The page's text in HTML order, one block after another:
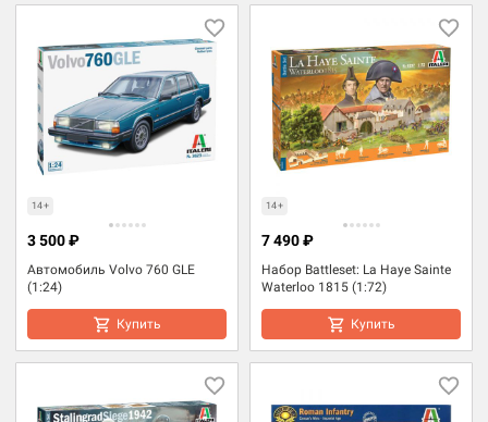
14+
Автомобиль Volvo 760 GLE
(1:24)
3 500 ₽
Купить
14+
Набор Battleset: La Haye Sainte
Waterloo 1815 (1:72)
7 490 ₽
Купить